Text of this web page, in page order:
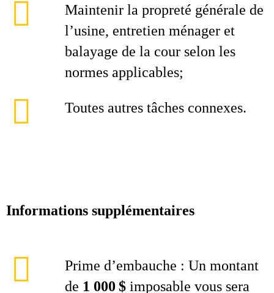
Maintenir la propreté générale de
l’usine, entretien ménager et
balayage de la cour selon les
normes applicables;
Toutes autres tâches connexes.
Informations supplémentaires
Prime d’embauche : Un montant
de 1 000 $ imposable vous sera